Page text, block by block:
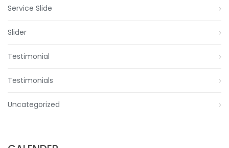
Service Slide
Slider
Testimonial
Testimonials
Uncategorized